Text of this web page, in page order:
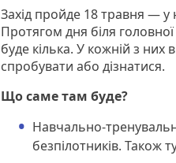
Захід пройде 18 травня — у
Протягом дня біля
буде кілька. У кожній з них
спробувати або дізнатися.
Що саме там буде?
Навчально-
безпілотників. Також